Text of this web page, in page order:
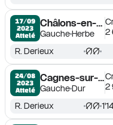
17/09
2023
Attelé
Châlons-en-
GaucheHerbe
2
R. Derieux
24/08
2023
Attelé
Cagnes-sur-
GaucheDur
2
R. Derieux